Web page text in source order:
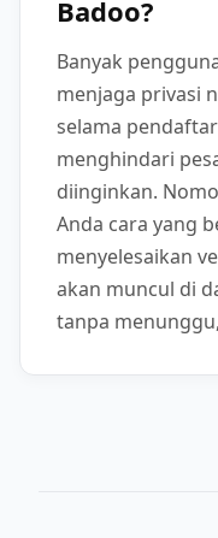
Badoo?
Banyak
menjaga privasi
selama
menghindari
diinginkan.
Anda cara yang
menyelesaikan
akan muncul di
tanpa